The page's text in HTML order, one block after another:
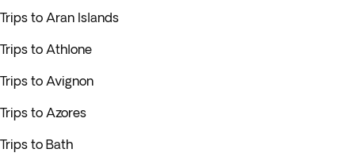
Trips to Aran Islands
Trips to Athlone
Trips to Avignon
Trips to Azores
Trips to Bath